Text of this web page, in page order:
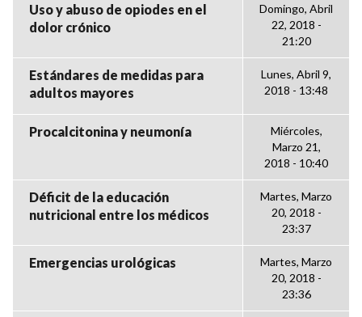
Uso y abuso de opiodes en el
dolor crónico
Domingo, Abril
22, 2018 -
21:20
Estándares de medidas para
adultos mayores
Lunes, Abril 9,
2018 - 13:48
Procalcitonina y neumonía
Miércoles,
Marzo 21,
2018 - 10:40
Déficit de la educación
nutricional entre los médicos
Martes, Marzo
20, 2018 -
23:37
Emergencias urológicas
Martes, Marzo
20, 2018 -
23:36